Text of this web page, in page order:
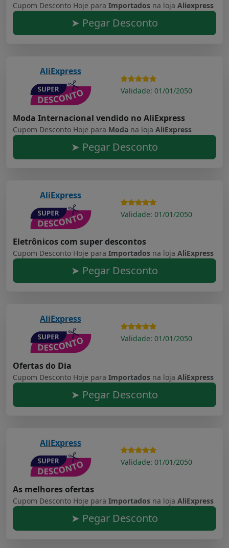
Cupom Desconto Hoje para Importados na loja Aliexpress
➤ Pegar Desconto
AliExpress
Validade: 01/01/2050
Moda Internacional vendido no AliExpress
Cupom Desconto Hoje para Moda na loja AliExpress
➤ Pegar Desconto
AliExpress
Validade: 01/01/2050
Eletrônicos com super descontos
Cupom Desconto Hoje para Importados na loja AliExpress
➤ Pegar Desconto
AliExpress
Validade: 01/01/2050
Ofertas do Dia
Cupom Desconto Hoje para Importados na loja AliExpress
➤ Pegar Desconto
AliExpress
Validade: 01/01/2050
As melhores ofertas
Cupom Desconto Hoje para Importados na loja AliExpress
➤ Pegar Desconto